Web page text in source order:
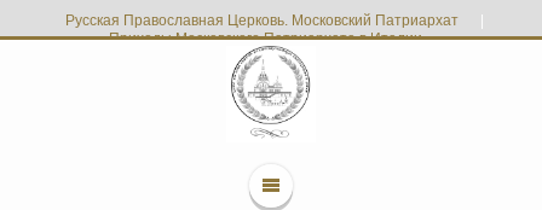
Русская Православная Церковь. Московский Патриархат
Приходы Московского Патриархата в Италии